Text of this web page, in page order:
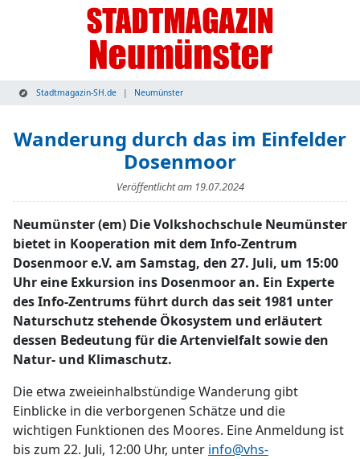
Stadtmagazin-SH.de Neumünster
Wanderung durch das im Einfelder
Dosenmoor
Veröffentlicht am 19.07.2024
Neumünster (em) Die Volkshochschule Neumünster
bietet in Kooperation mit dem Info-Zentrum
Dosenmoor e.V. am Samstag, den 27. Juli, um 15:00
Uhr eine Exkursion ins Dosenmoor an. Ein Experte
des Info-Zentrums führt durch das seit 1981 unter
Naturschutz stehende Ökosystem und erläutert
dessen Bedeutung für die Artenvielfalt sowie den
Natur- und Klimaschutz.
Die etwa zweieinhalbstündige Wanderung gibt
Einblicke in die verborgenen Schätze und die
wichtigen Funktionen des Moores. Eine Anmeldung ist
bis zum 22. Juli, 12:00 Uhr, unter info@vhs-